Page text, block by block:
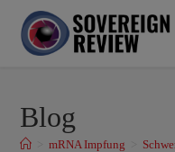
Blog
mRNA Impfung